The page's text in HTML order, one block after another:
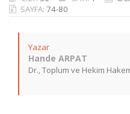
SAYFA: 74-80
Yazar
Hande ARPAT
Dr., Toplum ve Hekim